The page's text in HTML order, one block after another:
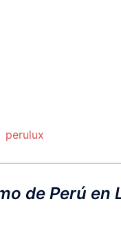
perulux
de Perú en